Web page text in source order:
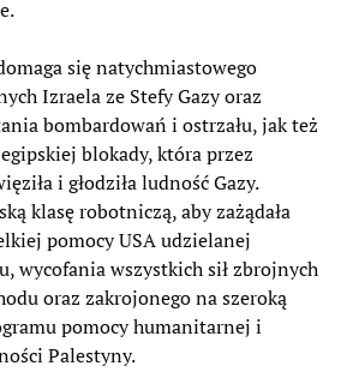
się natychmiastowego
Izraela ze Stefy Gazy oraz
bombardowań i ostrzału, jak też
blokady, która przez
i głodziła ludność Gazy.
klasę robotniczą, aby zażądała
pomocy USA udzielanej
wycofania wszystkich sił zbrojnych
oraz zakrojonego na szeroką
pomocy humanitarnej i
Palestyny.